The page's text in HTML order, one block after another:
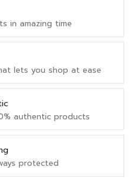
in amazing time
lets you shop at ease
authentic products
protected